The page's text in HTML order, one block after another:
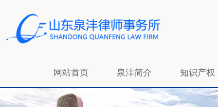
网站首页 泉沣简介 知识产权
招贤纳士